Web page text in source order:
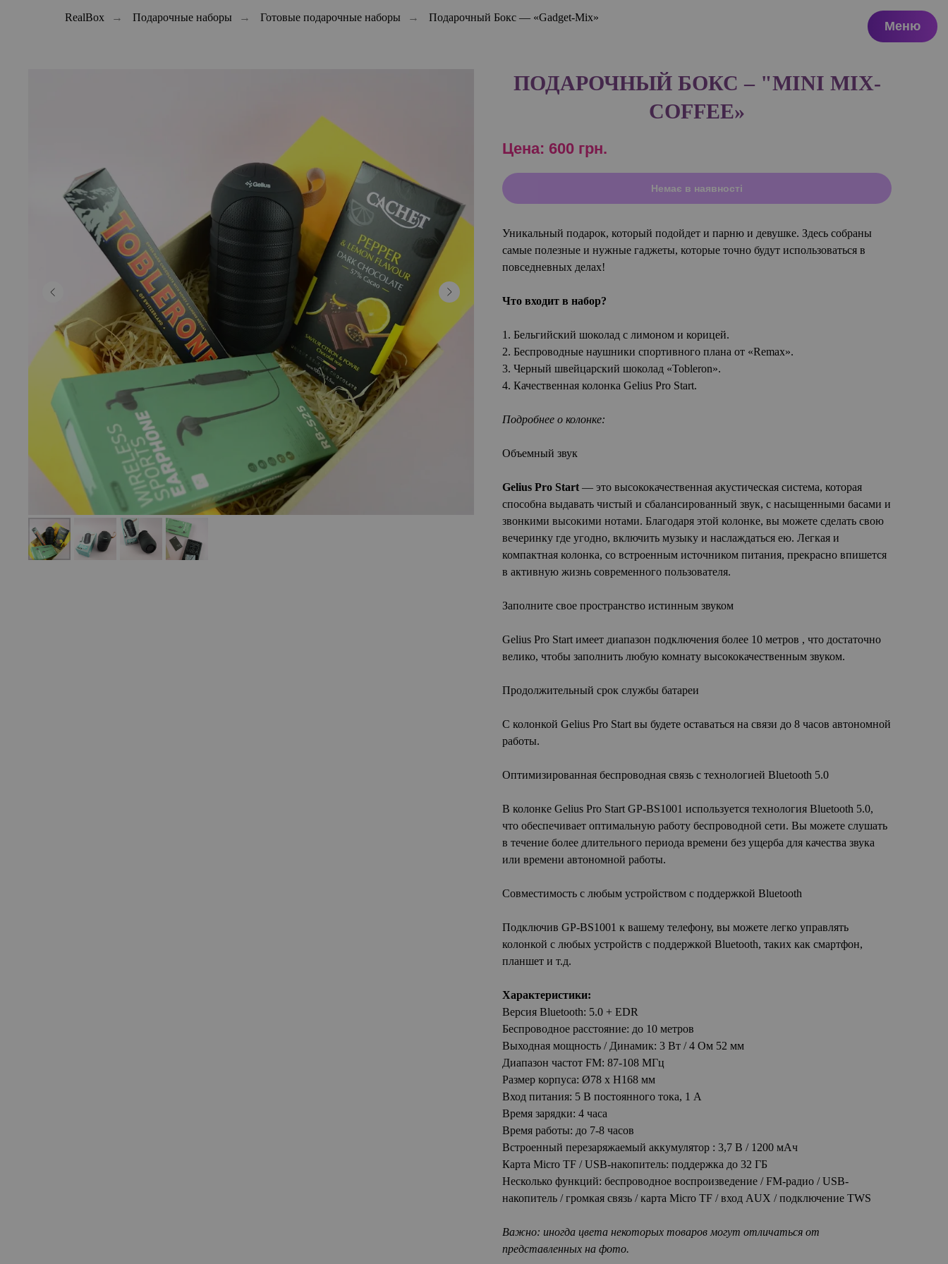
RealBox → Подарочные наборы → Готовые подарочные наборы → Подарочный Бокс — «Gadget-Mix»
Меню
ПОДАРОЧНЫЙ БОКС – "MINI MIX-
COFFEE»
Цена: 600 грн.
Немає в наявності
Уникальный подарок, который подойдет и парню и девушке. Здесь собраны
самые полезные и нужные гаджеты, которые точно будут использоваться в
повседневных делах!
Что входит в набор?
1. Бельгийский шоколад с лимоном и корицей.
2. Беспроводные наушники спортивного плана от «Remax».
3. Черный швейцарский шоколад «Tobleron».
4. Качественная колонка Gelius Pro Start.
Подробнее о колонке:
Объемный звук
Gelius Pro Start — это высококачественная акустическая система, которая
способна выдавать чистый и сбалансированный звук, с насыщенными басами и
звонкими высокими нотами. Благодаря этой колонке, вы можете сделать свою
вечеринку где угодно, включить музыку и наслаждаться ею. Легкая и
компактная колонка, со встроенным источником питания, прекрасно впишется
в активную жизнь современного пользователя.
Заполните свое пространство истинным звуком
Gelius Pro Start имеет диапазон подключения более 10 метров , что достаточно
велико, чтобы заполнить любую комнату высококачественным звуком.
Продолжительный срок службы батареи
С колонкой Gelius Pro Start вы будете оставаться на связи до 8 часов автономной
работы.
Оптимизированная беспроводная связь с технологией Bluetooth 5.0
В колонке Gelius Pro Start GP-BS1001 используется технология Bluetooth 5.0,
что обеспечивает оптимальную работу беспроводной сети. Вы можете слушать
в течение более длительного периода времени без ущерба для качества звука
или времени автономной работы.
Совместимость с любым устройством с поддержкой Bluetooth
Подключив GP-BS1001 к вашему телефону, вы можете легко управлять
колонкой с любых устройств с поддержкой Bluetooth, таких как смартфон,
планшет и т.д.
Характеристики:
Версия Bluetooth: 5.0 + EDR
Беспроводное расстояние: до 10 метров
Выходная мощность / Динамик: 3 Вт / 4 Ом 52 мм
Диапазон частот FM: 87-108 МГц
Размер корпуса: Ø78 x H168 мм
Вход питания: 5 В постоянного тока, 1 А
Время зарядки: 4 часа
Время работы: до 7-8 часов
Встроенный перезаряжаемый аккумулятор : 3,7 В / 1200 мАч
Карта Micro TF / USB-накопитель: поддержка до 32 ГБ
Несколько функций: беспроводное воспроизведение / FM-радио / USB-
накопитель / громкая связь / карта Micro TF / вход AUX / подключение TWS
Важно: иногда цвета некоторых товаров могут отличаться от
представленных на фото.